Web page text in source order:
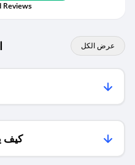
Reviews
عرض الكل
كيف